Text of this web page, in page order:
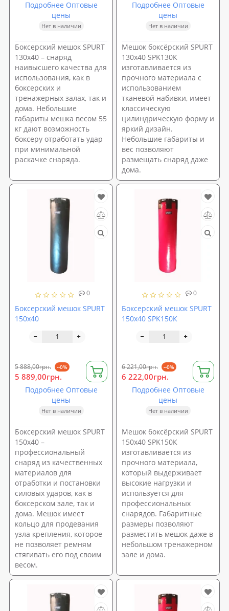
Подробнее Оптовые
цены
Нет в наличии
Боксерский мешок SPURT
130х40 – снаряд
наивысшего качества для
использования, как в
боксерских и
тренажерных залах, так и
дома. Небольшие
габариты мешка весом 55
кг дают возможность
боксеру отработать удар
при минимальной
раскачке снаряда.
Подробнее Оптовые
цены
Нет в наличии
Мешок боксёрский SPURT
130х40 SPK130К
изготавливается из
прочного материала с
использованием
тканевой набивки, имеет
классическую
цилиндрическую форму и
яркий дизайн.
Небольшие габариты и
вес позволяют
размещать снаряд даже
дома.
0
Боксерский мешок SPURT
150х40
5 888,00грн. --0%
5 889,00грн.
Подробнее Оптовые
цены
Нет в наличии
Боксерский мешок SPURT
150х40 –
профессиональный
снаряд из качественных
материалов для
отработки и постановки
силовых ударов, как в
боксерском зале, так и
дома. Мешок имеет
кольцо для продевания
узла крепления, которое
не позволяет ремням
стягивать его под своим
весом.
0
Боксерский мешок SPURT
150х40 SPK150К
6 221,00грн. --0%
6 222,00грн.
Подробнее Оптовые
цены
Нет в наличии
Мешок боксёрский SPURT
150х40 SPK150К
изготавливается из
прочного материала,
который выдерживает
высокие нагрузки и
используется для
профессиональных
снарядов. Габаритные
размеры позволяют
разместить мешок даже в
небольшом тренажерном
зале и дома.